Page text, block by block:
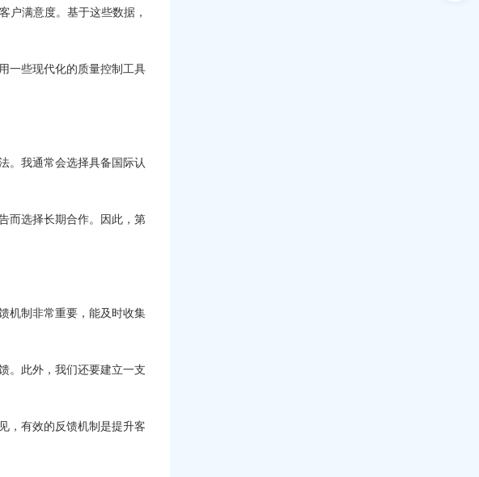
户满意度。基于这些数据，
一些现代化的质量控制工具
。我通常会选择具备国际认
而选择长期合作。因此，第
机制非常重要，能及时收集
。此外，我们还要建立一支
，有效的反馈机制是提升客